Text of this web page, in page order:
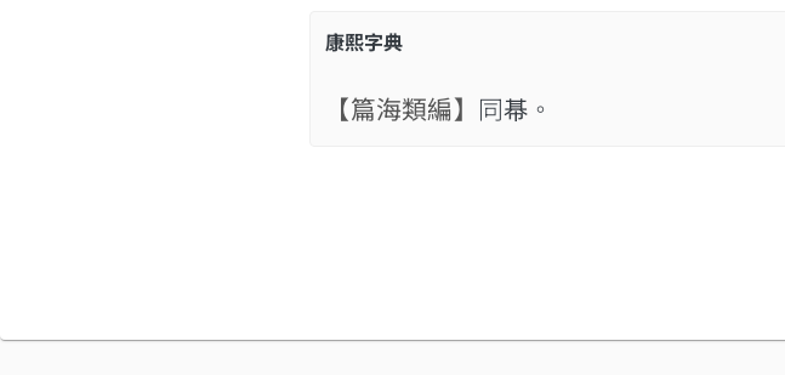
康熙字典
【篇海類編】 同𢃛。